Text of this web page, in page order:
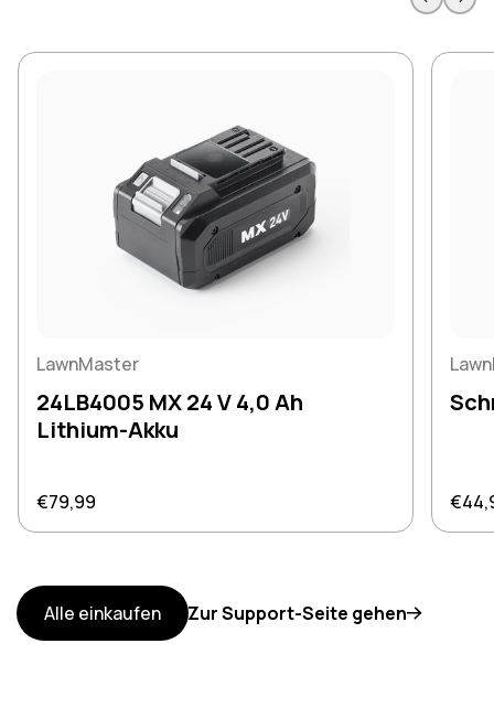
Zur vorherigen Seite springen Weiter
LawnMaster
24LB4005 MX 24 V 4,0 Ah
Lithium-Akku
Regulärer Preis
€79,99
Alle einkaufen Zur Support-Seite gehen